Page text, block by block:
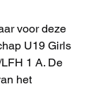
voor deze
U19 Girls
1 A. De
het